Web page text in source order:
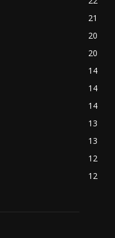
21
20
20
14
14
14
13
13
12
12